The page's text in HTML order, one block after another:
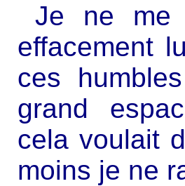
Je ne me
effacement
ces
grand
cela voulait
moins je ne